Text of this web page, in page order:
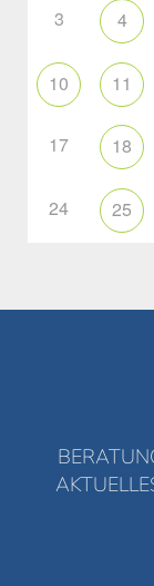
3 4
10 11
17 18
24 25